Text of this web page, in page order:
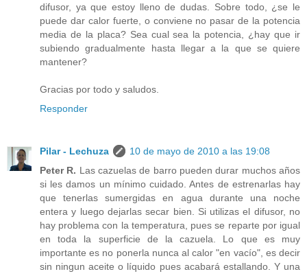
difusor, ya que estoy lleno de dudas. Sobre todo, ¿se le
puede dar calor fuerte, o conviene no pasar de la potencia
media de la placa? Sea cual sea la potencia, ¿hay que ir
subiendo gradualmente hasta llegar a la que se quiere
mantener?
Gracias por todo y saludos.
Responder
Pilar - Lechuza
10 de mayo de 2010 a las 19:08
Peter R. Las cazuelas de barro pueden durar muchos años
si les damos un mínimo cuidado. Antes de estrenarlas hay
que tenerlas sumergidas en agua durante una noche
entera y luego dejarlas secar bien. Si utilizas el difusor, no
hay problema con la temperatura, pues se reparte por igual
en toda la superficie de la cazuela. Lo que es muy
importante es no ponerla nunca al calor "en vacío", es decir
sin ningun aceite o líquido pues acabará estallando. Y una